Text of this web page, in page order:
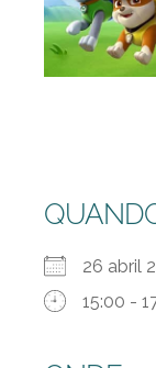
26 abril
15:00 -